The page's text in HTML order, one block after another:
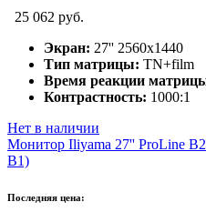
25 062 руб.
Экран: 27'' 2560x1440
Тип матрицы: TN+film
Время реакции
Контрастность: 1000:1
Нет в наличии
Монитор Iliyama 27'' ProLine
B1)
Последняя цена: